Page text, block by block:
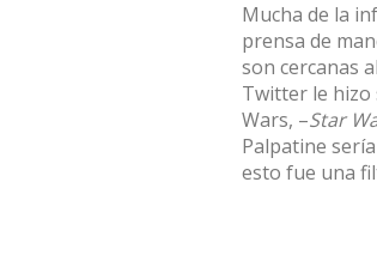
Mucha de la
prensa de
son cercanas
Twitter le hizo
Wars, –Star
Palpatine
esto fue una